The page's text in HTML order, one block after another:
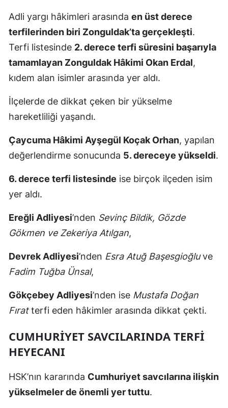
Adli yargı hâkimleri arasında en üst derece
terfilerinden biri Zonguldak’ta gerçekleşti.
Terfi listesinde 2. derece terfi süresini başarıyla
tamamlayan Zonguldak Hâkimi Okan Erdal,
kıdem alan isimler arasında yer aldı.
İlçelerde de dikkat çeken bir yükselme
hareketliliği yaşandı.
Çaycuma Hâkimi Ayşegül Koçak Orhan, yapılan
değerlendirme sonucunda 5. dereceye yükseldi.
6. derece terfi listesinde ise birçok ilçeden isim
yer aldı.
Ereğli Adliyesi’nden Sevinç Bildik, Gözde
Gökmen ve Zekeriya Atılgan,
Devrek Adliyesi’nden Esra Atuğ Başesgioğluve
Fadim Tuğba Ünsal,
Gökçebey Adliyesi’nden ise Mustafa Doğan
Fıratterfi eden hâkimler arasında dikkat çekti.
CUMHURIYET SAVCILARINDA TERFI
HEYECANI
HSK’nın kararında Cumhuriyet savcılarına ilişkin
yükselmeler de önemli yer tuttu.